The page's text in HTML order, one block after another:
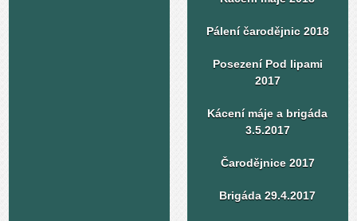
Pálení čarodějnic 2018
Posezení Pod lipami
2017
Kácení máje a brigáda
3.5.2017
Čarodějnice 2017
Brigáda 29.4.2017